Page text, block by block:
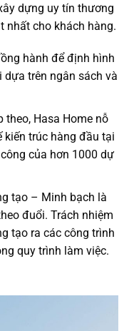
dựng uy tín thương
nhất cho khách hàng.
hành để định hình
dựa trên ngân sách và
theo, Hasa Home nỗ
kiến trúc hàng đầu tại
của hơn 1000 dự
tạo – Minh bạch là
đuổi. Trách nhiệm
tạo ra các công trình
quy trình làm việc.